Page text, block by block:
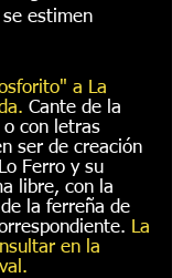
estimen
a La
Cante de la
con letras
ser de creación
Ferro y su
libre, con la
la ferreña de
La
en la
.